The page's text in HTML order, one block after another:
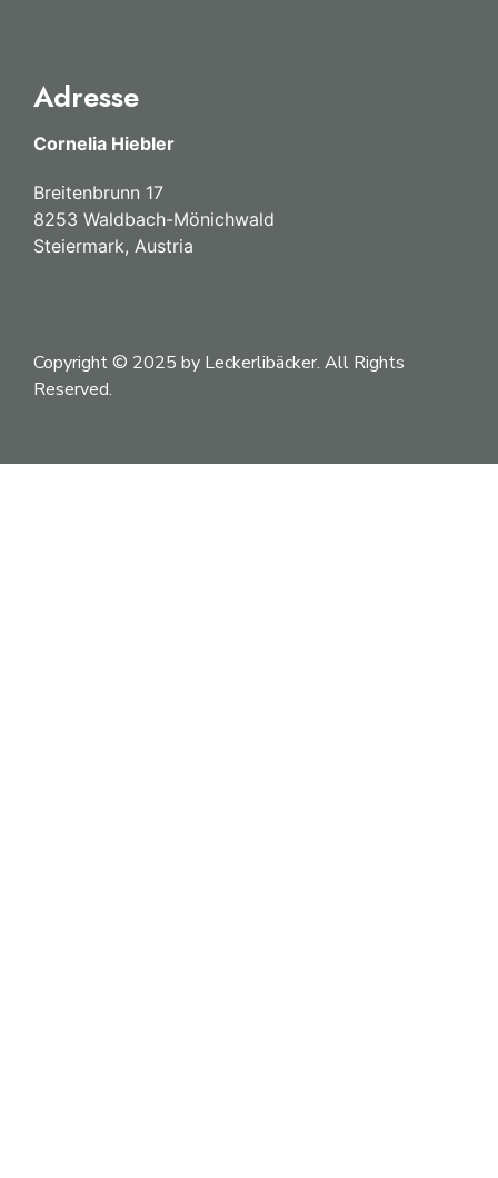
Adresse
Cornelia Hiebler
Breitenbrunn 17
8253 Waldbach-Mönichwald
Steiermark, Austria
Copyright © 2025 by Leckerlibäcker. All Rights
Reserved.